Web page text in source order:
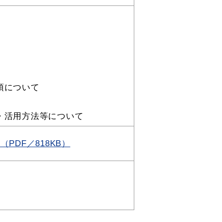
ダウンロード
について
用方法等について
PDF／818KB）